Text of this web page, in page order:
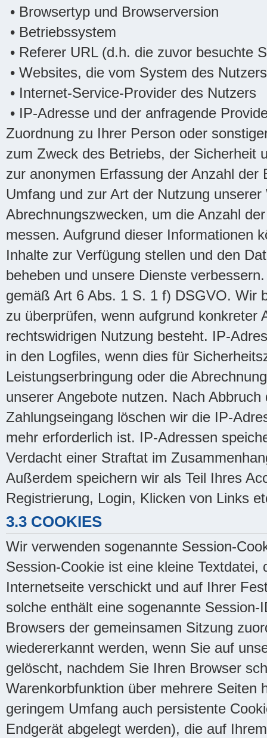
• Browsertyp und Browserversion
• Betriebssystem
• Referer URL (d.h. die zuvor besuchte
• Websites, die vom System des
• Internet-Service-Provider des Nutzers
• IP-Adresse und der anfragende
Zuordnung zu Ihrer Person oder
zum Zweck des Betriebs, der Sicherheit
zur anonymen Erfassung der Anzahl
Umfang und zur Art der Nutzung
Abrechnungszwecken, um die Anzahl
messen. Aufgrund dieser Informationen
Inhalte zur Verfügung stellen und den
beheben und unsere Dienste
gemäß Art 6 Abs. 1 S. 1 f) DSGVO. Wir
zu überprüfen, wenn aufgrund konkreter
rechtswidrigen Nutzung besteht. IP-
in den Logfiles, wenn dies für
Leistungserbringung oder die
unserer Angebote nutzen. Nach
Zahlungseingang löschen wir die IP-
mehr erforderlich ist. IP-Adressen
Verdacht einer Straftat im
Außerdem speichern wir als Teil Ihres
Registrierung, Login, Klicken von Links
3.3 COOKIES
Wir verwenden sogenannte Session-
Session-Cookie ist eine kleine
Internetseite verschickt und auf Ihrer
solche enthält eine sogenannte
Browsers der gemeinsamen Sitzung
wiedererkannt werden, wenn Sie auf
gelöscht, nachdem Sie Ihren Browser
Warenkorbfunktion über mehrere Seiten
geringem Umfang auch persistente
Endgerät abgelegt werden), die auf